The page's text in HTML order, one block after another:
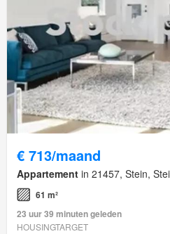
€ 713/maand
Appartement in 21457, Stein,
61 m²
23 uur 39 minuten geleden
HOUSINGTARGET